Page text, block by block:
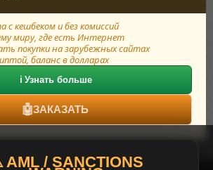
с кешбеком и без комиссий
миру, где есть Интернет
покупки на зарубежных сайтах
баланс в долларах
ℹ️ Узнать больше
🤖ЗАКАЗАТЬ
/ SANCTIONS